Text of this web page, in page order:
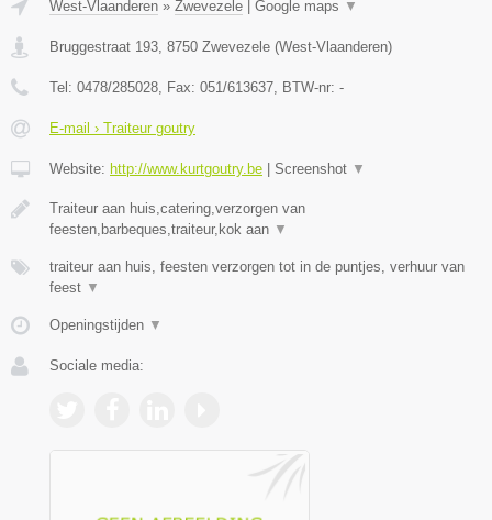
West-Vlaanderen » Zwevezele Google maps ▼
Bruggestraat 193, 8750 Zwevezele (West-Vlaanderen)
Tel: 0478/285028, Fax: 051/613637, BTW-nr: -
E-mail › Traiteur goutry
Website: http://www.kurtgoutry.be Screenshot ▼
Traiteur aan huis,catering,verzorgen van
feesten,barbeques,traiteur,kok aan ▼
traiteur aan huis, feesten verzorgen tot in de puntjes, verhuur van
feest ▼
Openingstijden ▼
Sociale media: